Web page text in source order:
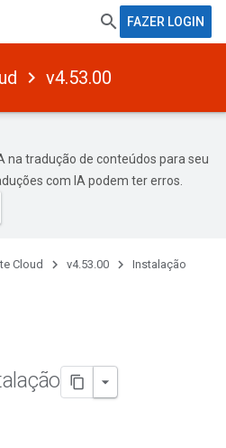
FAZER LOGIN
v4.53.00
na tradução de conteúdos para seu
com IA podem ter erros.
Cloud v4.53.00 Instalação